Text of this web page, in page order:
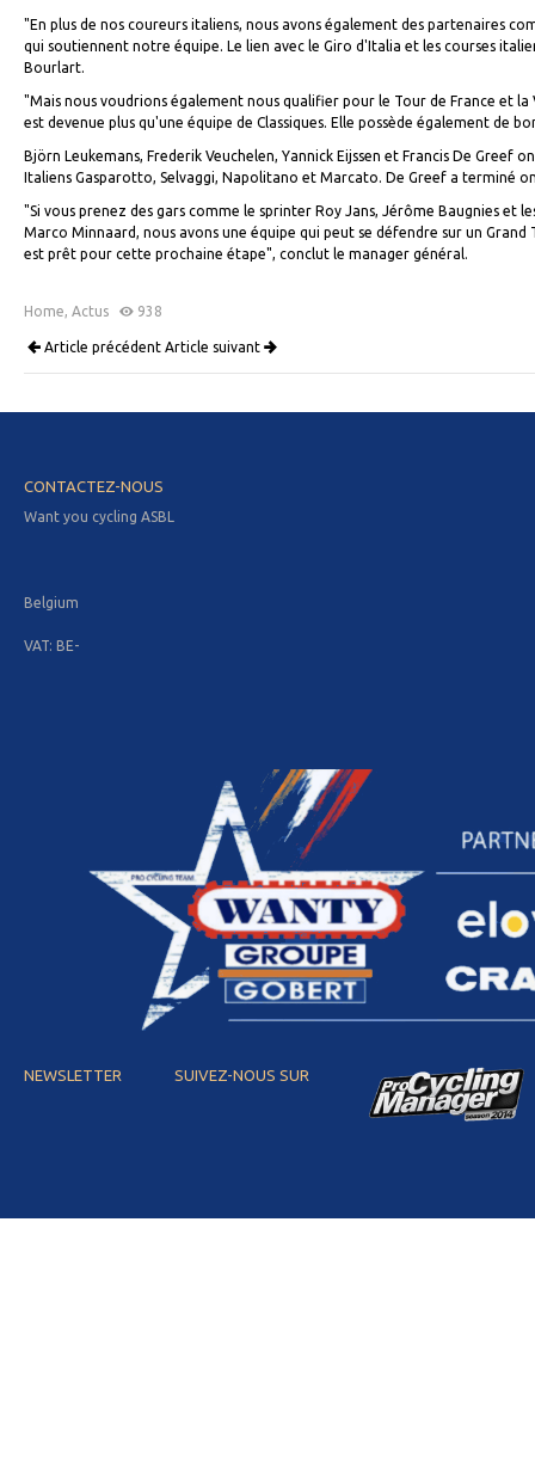
"En plus de nos coureurs italiens, nous avons également des partenaires
qui soutiennent notre équipe. Le lien avec le Giro d'Italia et les courses
Bourlart.
"Mais nous voudrions également nous qualifier pour le Tour de France et
est devenue plus qu'une équipe de Classiques. Elle possède également de
Björn Leukemans, Frederik Veuchelen, Yannick Eijssen et Francis De Greef
Italiens Gasparotto, Selvaggi, Napolitano et Marcato. De Greef a terminé
"Si vous prenez des gars comme le sprinter Roy Jans, Jérôme Baugnies et
Marco Minnaard, nous avons une équipe qui peut se défendre sur un
est prêt pour cette prochaine étape", conclut le manager général.
Home, Actus 938
Article précédent Article suivant
CONTACTEZ-NOUS
Want you cycling ASBL
Belgium
VAT: BE-
NEWSLETTER SUIVEZ-NOUS SUR